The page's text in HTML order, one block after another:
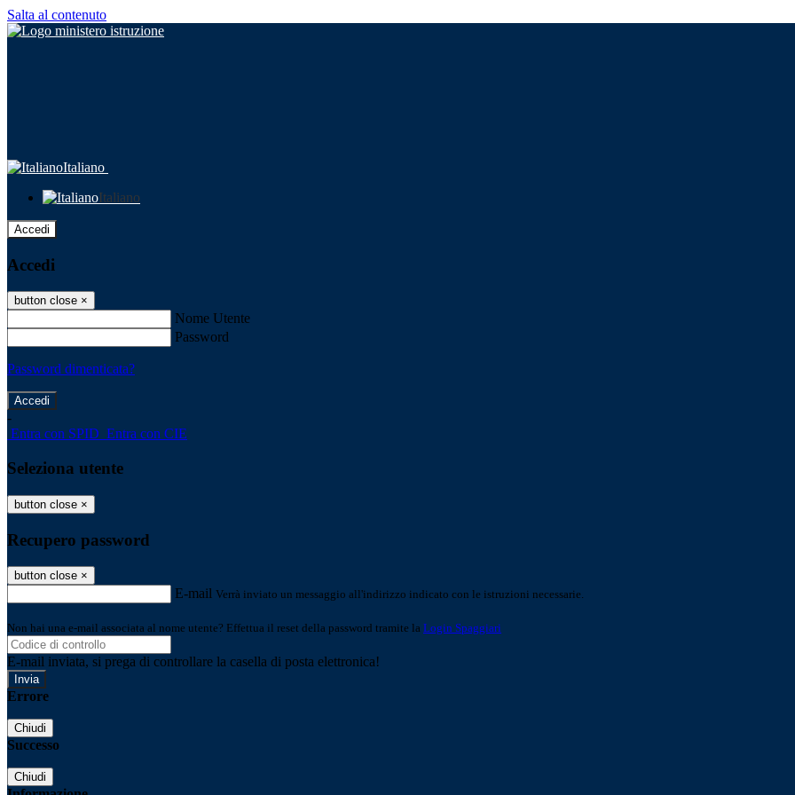
Salta al contenuto
Italiano
Italiano
Accedi
Accedi
button close ×
Nome Utente
Password
Password dimenticata?
-
Entra con SPID Entra con CIE
Seleziona utente
button close ×
Recupero password
button close ×
E-mail Verrà inviato un messaggio all'indirizzo indicato con le istruzioni necessarie.
Non hai una e-mail associata al nome utente? Effettua il reset della password tramite la Login Spaggiari
E-mail inviata, si prega di controllare la casella di posta elettronica!
Errore
Chiudi
Successo
Chiudi